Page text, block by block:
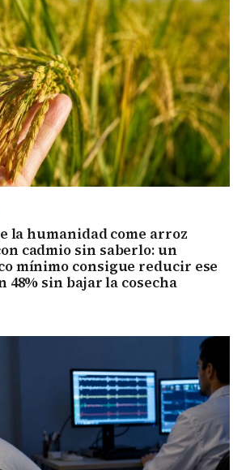
la humanidad come arroz
cadmio sin saberlo: un
mínimo consigue reducir ese
48% sin bajar la cosecha